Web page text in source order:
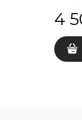
A)
4